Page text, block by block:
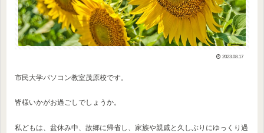
2023.08.17
市民大学パソコン教室茂原校です。
皆様いかがお過ごしでしょうか。
私どもは、盆休み中、故郷に帰省し、家族や親戚と久しぶりにゆっくり過